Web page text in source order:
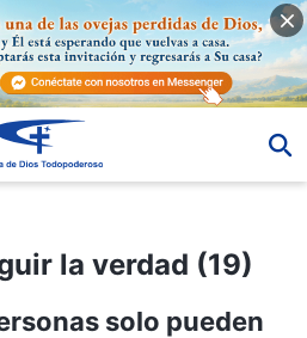
la verdad (19)
solo pueden